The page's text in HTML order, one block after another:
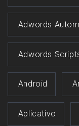
Adwords
Adwords
Android
Aplicativo